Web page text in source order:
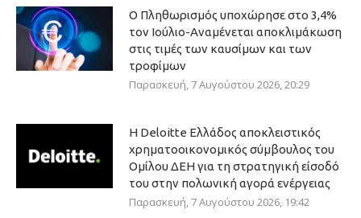
Ο Πληθωρισμός υποχώρησε στο 3,4%
τον Ιούλιο-Αναμένεται αποκλιμάκωση
στις τιμές των καυσίμων και των
τροφίμων
Παρασκευή, 7 Αυγούστου 2026, 20:29
Η Deloitte Ελλάδος αποκλειστικός
χρηματοοικονομικός σύμβουλος του
Ομίλου ΔΕΗ για τη στρατηγική είσοδό
του στην πολωνική αγορά ενέργειας
Παρασκευή, 7 Αυγούστου 2026, 19:42